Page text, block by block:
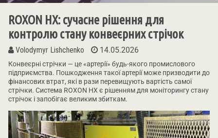
ROXON HX: сучасне рішення для
контролю стану конвеєрних стрічок
Volodymyr Lishchenko 14.05.2026
Конвеєрні стрічки — це «артерії» будь-якого промислового
підприємства. Пошкодження такої артерії може призводити до
фінансових втрат, які в рази перевищують вартість самої
стрічки. Система ROXON HX є рішенням для моніторингу стану
стрічок і запобігає великим збиткам.